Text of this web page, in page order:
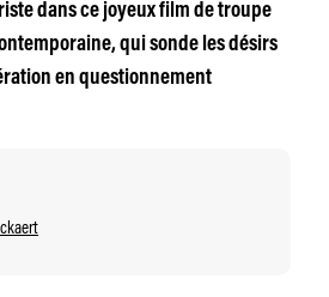
dans ce joyeux film de troupe
qui sonde les désirs
en questionnement